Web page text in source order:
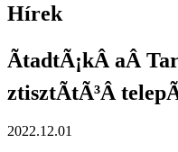
Hírek
ÃtadtÃ¡kÂ aÂ
ztisztÃ­tÃ³Â
2022.12.01